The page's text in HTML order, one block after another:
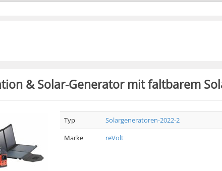
& Solar-Generator mit faltbarem
Typ
Solargeneratoren-2022-2
Marke
reVolt